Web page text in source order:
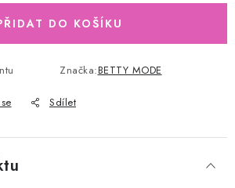
DO KOŠÍKU
Značka:BETTY MODE
Sdílet